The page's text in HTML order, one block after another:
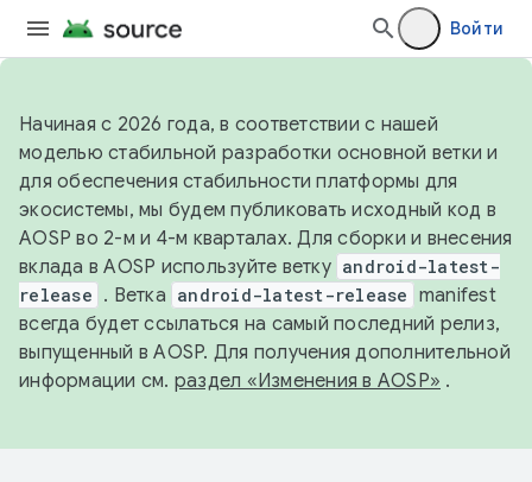
Войти
Начиная с 2026 года, в соответствии с нашей
моделью стабильной разработки основной ветки и
для обеспечения стабильности платформы для
экосистемы, мы будем публиковать исходный код в
AOSP во 2-м и 4-м кварталах. Для сборки и внесения
вклада в AOSP используйте ветку android-latest-
release . Ветка android-latest-release manifest
всегда будет ссылаться на самый последний релиз,
выпущенный в AOSP. Для получения дополнительной
информации см. раздел «Изменения в AOSP» .